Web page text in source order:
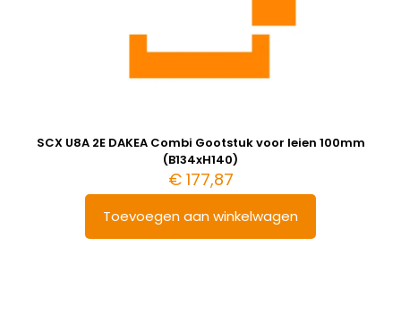
SCX U8A 2E DAKEA Combi Gootstuk voor leien 100mm
(B134xH140)
€177,87
Toevoegen aan winkelwagen